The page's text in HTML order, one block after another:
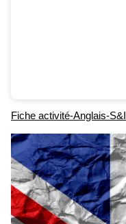
Fiche activité-Anglais-S&I